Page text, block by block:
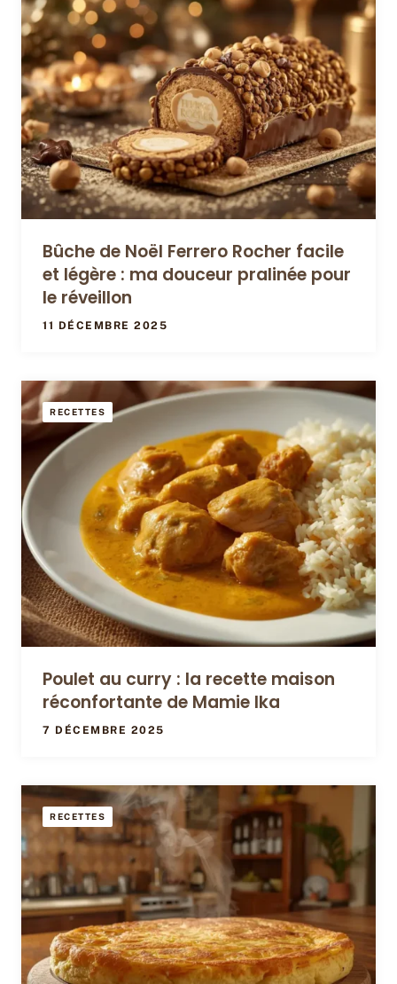
Bûche de Noël Ferrero Rocher facile
et légère : ma douceur pralinée pour
le réveillon
11 DÉCEMBRE 2025
RECETTES
Poulet au curry : la recette maison
réconfortante de Mamie Ika
7 DÉCEMBRE 2025
RECETTES